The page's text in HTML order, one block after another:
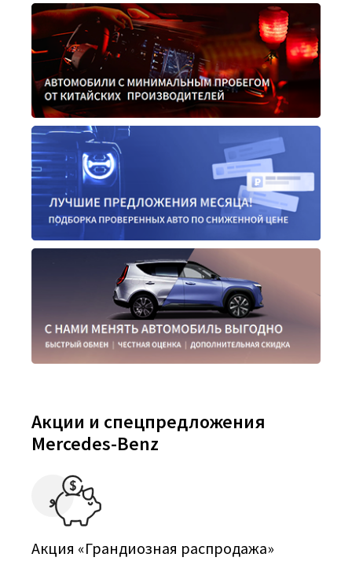
Акции и спецпредложения
Mercedes-Benz
Акция «Грандиозная распродажа»